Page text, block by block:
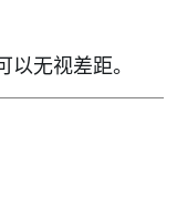
无视差距。